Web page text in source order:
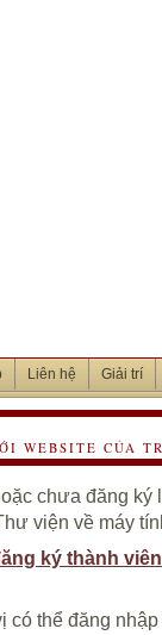
Liên hệ Giải trí
WEBSITE CỦA
chưa đăng ký
viện về máy
ký thành
có thể đăng